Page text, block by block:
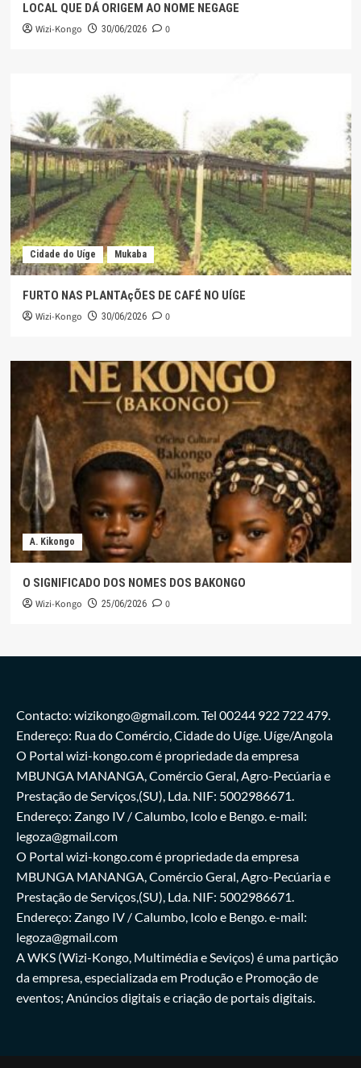
LOCAL QUE DÁ ORIGEM AO NOME NEGAGE
Wizi-Kongo 30/06/2026 0
Cidade do Uíge Mukaba
FURTO NAS PLANTAçÕES DE CAFÉ NO UÍGE
Wizi-Kongo 30/06/2026 0
A. Kikongo
O SIGNIFICADO DOS NOMES DOS BAKONGO
Wizi-Kongo 25/06/2026 0
Contacto: wizikongo@gmail.com. Tel 00244 922 722 479.
Endereço: Rua do Comércio, Cidade do Uíge. Uíge/Angola
O Portal wizi-kongo.com é propriedade da empresa
MBUNGA MANANGA, Comércio Geral, Agro-Pecúaria e
Prestação de Serviços,(SU), Lda. NIF: 5002986671.
Endereço: Zango IV / Calumbo, Icolo e Bengo. e-mail:
legoza@gmail.com
O Portal wizi-kongo.com é propriedade da empresa
MBUNGA MANANGA, Comércio Geral, Agro-Pecúaria e
Prestação de Serviços,(SU), Lda. NIF: 5002986671.
Endereço: Zango IV / Calumbo, Icolo e Bengo. e-mail:
legoza@gmail.com
A WKS (Wizi-Kongo, Multimédia e Seviços) é uma partição
da empresa, especializada em Produção e Promoção de
eventos; Anúncios digitais e criação de portais digitais.